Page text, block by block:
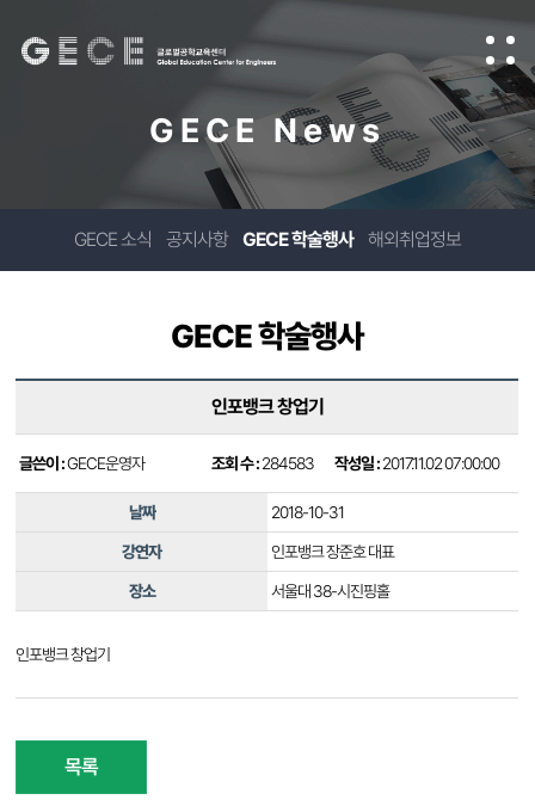
GECE News
GECE 소식 공지사항 GECE 학술행사 해외취업정보
GECE 학술행사
인포뱅크 창업기
글쓴이 :GECE운영자 조회 수 :284583 작성일 :2017.11.02 07:00:00
날짜 2018-10-31
강연자 인포뱅크 장준호 대표
장소 서울대 38-시진핑홀
인포뱅크 창업기
목록